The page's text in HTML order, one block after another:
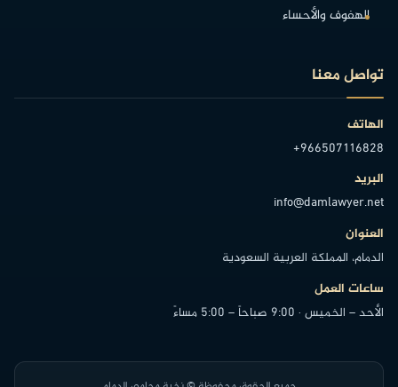
الهفوف والأحساء
تواصل معنا
الهاتف
+966507116828
البريد
info@damlawyer.net
العنوان
الدمام، المملكة العربية السعودية
ساعات العمل
الأحد – الخميس · 9:00 صباحاً – 5:00 مساءً